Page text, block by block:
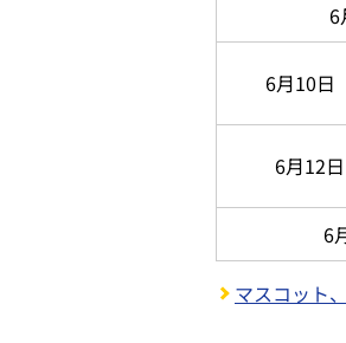
6
6月10日
6月12
6
マスコット